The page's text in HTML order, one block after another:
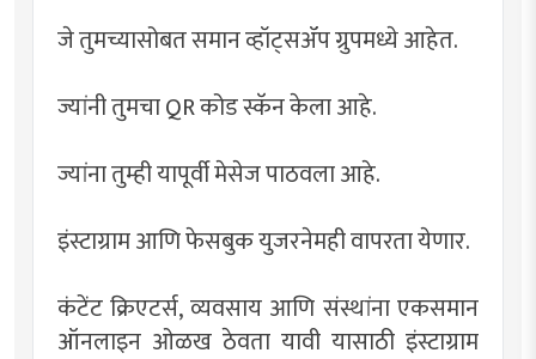
जे तुमच्यासोबत समान व्हॉट्सॲप ग्रुपमध्ये आहेत.
ज्यांनी तुमचा QR कोड स्कॅन केला आहे.
ज्यांना तुम्ही यापूर्वी मेसेज पाठवला आहे.
इंस्टाग्राम आणि फेसबुक युजरनेमही वापरता येणार.
कंटेंट क्रिएटर्स, व्यवसाय आणि संस्थांना एकसमान
ऑनलाइन ओळख ठेवता यावी यासाठी इंस्टाग्राम